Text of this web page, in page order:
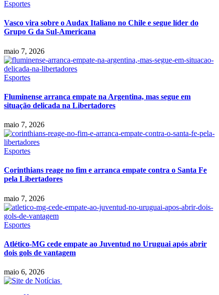
Esportes
Vasco vira sobre o Audax Italiano no Chile e segue líder do
Grupo G da Sul-Americana
maio 7, 2026
Esportes
Fluminense arranca empate na Argentina, mas segue em
situação delicada na Libertadores
maio 7, 2026
Esportes
Corinthians reage no fim e arranca empate contra o Santa Fe
pela Libertadores
maio 7, 2026
Esportes
Atlético-MG cede empate ao Juventud no Uruguai após abrir
dois gols de vantagem
maio 6, 2026